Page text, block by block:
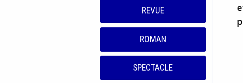
REVUE
ROMAN
SPECTACLE